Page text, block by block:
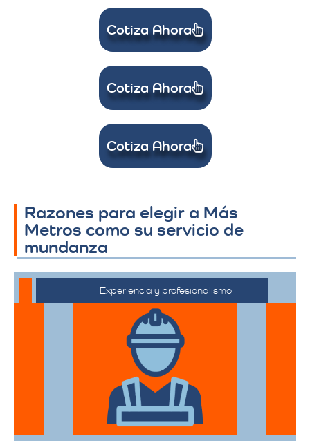
Cotiza Ahora
Cotiza Ahora
Cotiza Ahora
Razones para elegir a Más
Metros como su servicio de
mundanza
Experiencia y profesionalismo
El equipo de expertos en mudanzas de
alta gama está capacitado para manejar
desde objetos delicados hasta muebles
de gran tamaño con el mayor cuidado.